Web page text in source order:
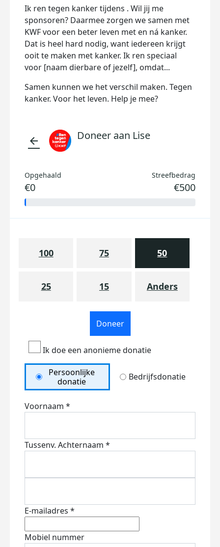
Ik ren tegen kanker tijdens . Wil jij me
sponsoren? Daarmee zorgen we samen met
KWF voor een beter leven met en ná kanker.
Dat is heel hard nodig, want iedereen krijgt
ooit te maken met kanker. Ik ren speciaal
voor [naam dierbare of jezelf], omdat...
Samen kunnen we het verschil maken. Tegen
kanker. Voor het leven. Help je mee?
arrow_back Doneer aan Lise
Opgehaald
€0
Streefbedrag
€500
100 75 50
25 15 Anders
Doneer
Ik doe een anonieme donatie
Persoonlijke
donatie
Bedrijfsdonatie
Voornaam *
Tussenv. Achternaam *
E-mailadres *
Mobiel nummer